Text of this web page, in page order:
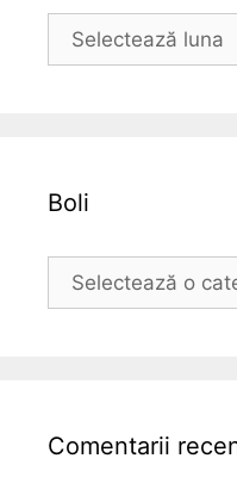
Boli
Comentarii